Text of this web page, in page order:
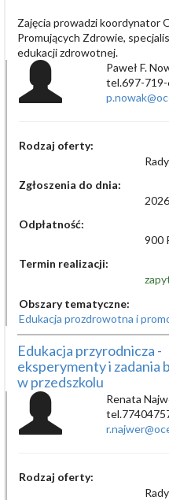
Zajęcia prowadzi koordynator
Promujących Zdrowie,
edukacji zdrowotnej.
Paweł F.
tel.697-
Rodzaj oferty:
Zgłoszenia do dnia:
Odpłatność:
900
Termin realizacji:
Obszary tematyczne:
Edukacja prozdrowotna i
Edukacja przyrodnicza -
eksperymenty i zadania
w przedszkolu
Renata
Rodzaj oferty: